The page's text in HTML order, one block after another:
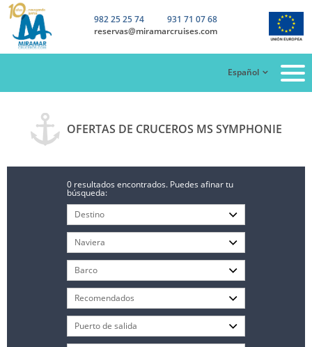
982 25 25 74
931 71 07 68
reservas@miramarcruises.com
Español
OFERTAS DE CRUCEROS MS SYMPHONIE
0 resultados encontrados. Puedes afinar tu
búsqueda: